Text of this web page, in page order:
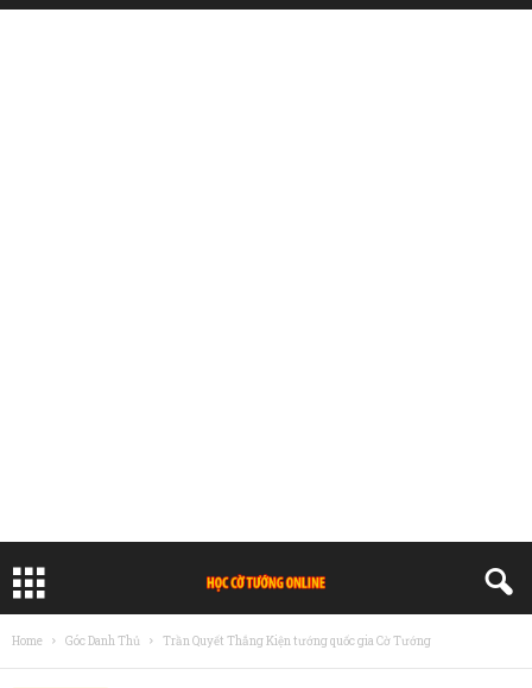
Home Góc Danh Thủ Trần Quyết Thắng Kiện tướng quốc gia Cờ Tướng